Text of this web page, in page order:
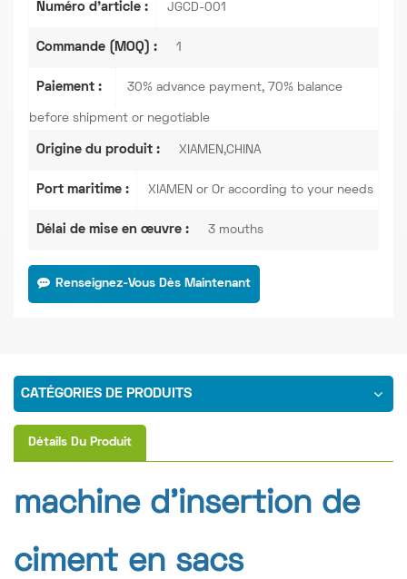
Numéro d'article : JGCD-001
Commande (MOQ) : 1
Paiement : 30% advance payment, 70% balance
before shipment or negotiable
Origine du produit : XIAMEN,CHINA
Port maritime : XIAMEN or Or according to your needs
Délai de mise en œuvre : 3 mouths
Renseignez-Vous Dès Maintenant
CATÉGORIES DE PRODUITS
Détails Du Produit
machine d'insertion de
ciment en sacs